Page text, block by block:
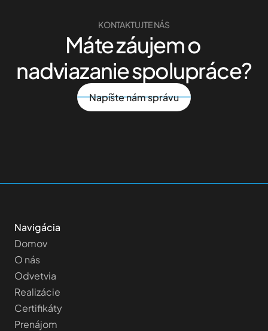
KONTAKTUJTE NÁS
Máte záujem o
nadviazanie spolupráce?
Napíšte nám správu
Navigácia
Domov
O nás
Odvetvia
Realizácie
Certifikáty
Prenájom